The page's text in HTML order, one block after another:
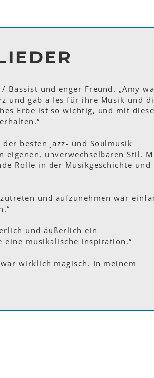
Bassist und enger Freund. „Amy
und gab alles für ihre Musik und
Erbe ist so wichtig, und mit
besten Jazz- und Soulmusik
unverwechselbaren Stil.
Rolle in der Musikgeschichte und
und aufzunehmen war
und äußerlich ein
eine musikalische Inspiration.“
wirklich magisch. In meinem